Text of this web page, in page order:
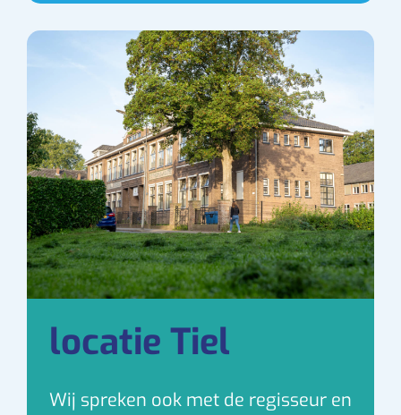
locatie Tiel
Wij spreken ook met de regisseur en